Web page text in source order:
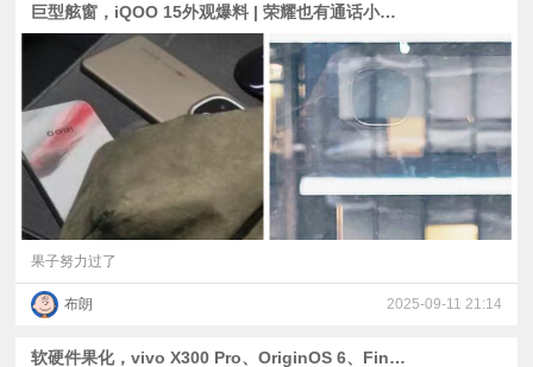
巨型舷窗，iQOO 15外观爆料 | 荣耀也有通话小平板？ | A19系列、天玑9500跑分出炉
果子努力过了
布朗 2025-09-11 21:14
软硬件果化，vivo X300 Pro、OriginOS 6、Find X9爆料与预热